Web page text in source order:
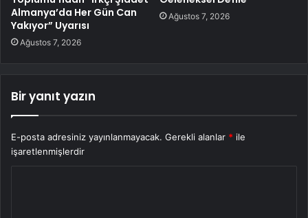
Almanya’da Her Gün Can
Yakıyor” Uyarısı
Ağustos 7, 2026
Ağustos 7, 2026
Bir yanıt yazın
E-posta adresiniz yayınlanmayacak. Gerekli alanlar * ile
işaretlenmişlerdir